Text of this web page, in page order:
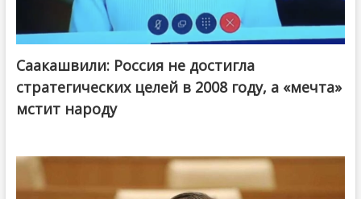
Саакашвили: Россия не достигла
стратегических целей в 2008 году, а «мечта»
мстит народу